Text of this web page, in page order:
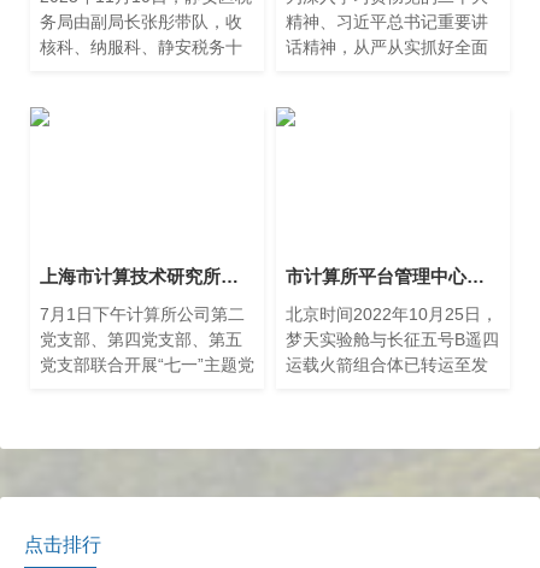
务局由副局长张彤带队，收
核科、纳服科、静安税务十
精神、习近平总书记重要讲
话精神，从严从实抓好全面
所有限公司召开中心组学习
上海市计算技术研究所有限公司第二、第四、第五党支部联合开展“七一”主题党日活动
7月1日下午计算所公司第二
党支部、第四党支部、第五
党支部联合开展“七一”主题党
市计算所平台管理中心参与梦天项目测试
北京时间2022年10月25日，
梦天实验舱与长征五号B遥四
运载火箭组合体已转运至发
点击排行